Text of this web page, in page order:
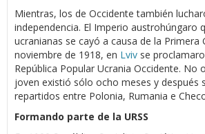
Mientras, los de Occidente también
independencia. El Imperio austrohúngaro
ucranianas se cayó a causa de la Primera
noviembre de 1918, en Lviv se
República Popular Ucrania Occidente. No
joven existió sólo ocho meses y después
repartidos entre Polonia, Rumania e
Formando parte de la URSS